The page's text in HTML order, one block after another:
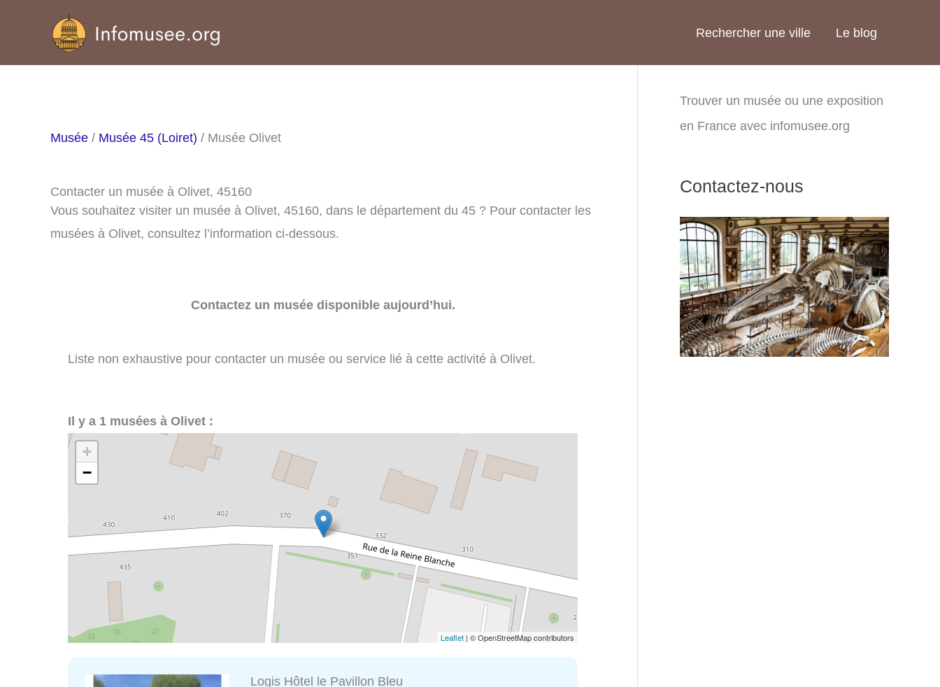
Rechercher une ville Le blog
Musée / Musée 45 (Loiret) / Musée Olivet
Contacter un musée à Olivet, 45160
Vous souhaitez visiter un musée à Olivet, 45160, dans le département du 45 ? Pour contacter les
musées à Olivet, consultez l’information ci-dessous.
Contactez un musée disponible aujourd’hui.
Liste non exhaustive pour contacter un musée ou service lié à cette activité à Olivet.
Il y a 1 musées à Olivet :
+
−
Leaflet | © OpenStreetMap contributors
Logis Hôtel le Pavillon Bleu
Trouver un musée ou une exposition
en France avec infomusee.org
Contactez-nous